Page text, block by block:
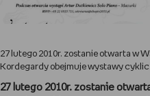
27 lutego 2010r. zostanie otwarta w
Kordegardy obejmuje wystawy
27 lutego 2010r. zostanie